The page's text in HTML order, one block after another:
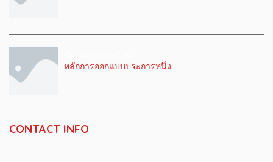
หลักการออกแบบประการหนึ่ง
CONTACT INFO